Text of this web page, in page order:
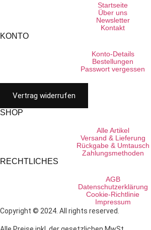
Startseite
Über uns
Newsletter
Kontakt
KONTO
Konto-Details
Bestellungen
Passwort vergessen
Vertrag widerrufen
SHOP
Alle Artikel
Versand & Lieferung
Rückgabe & Umtausch
Zahlungsmethoden
RECHTLICHES
AGB
Datenschutzerklärung
Cookie-Richtlinie
Impressum
Copyright © 2024. All rights reserved.